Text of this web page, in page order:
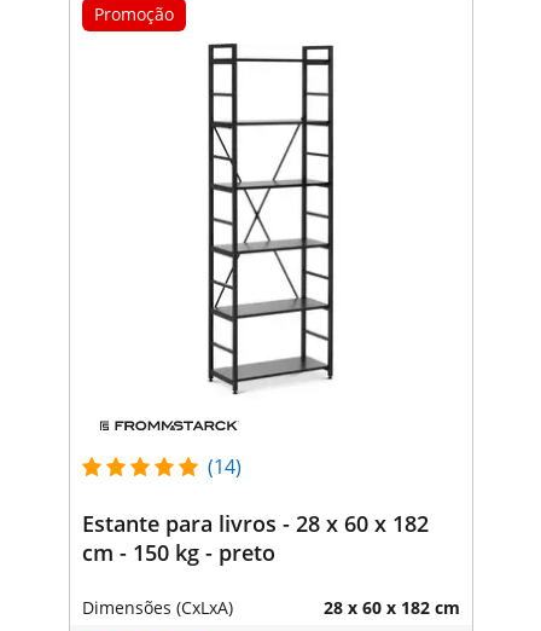
Promoção
(14)
Estante para livros - 28 x 60 x 182
cm - 150 kg - preto
Dimensões (CxLxA) 28 x 60 x 182 cm